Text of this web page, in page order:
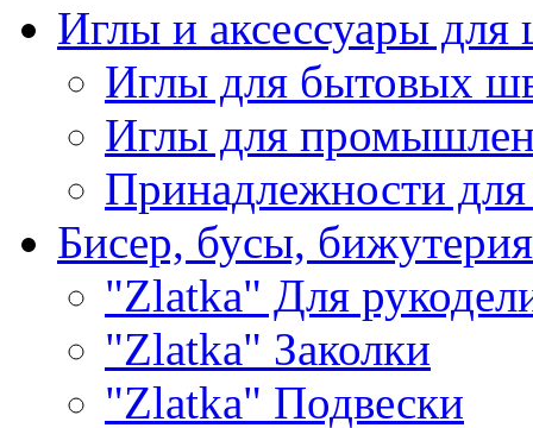
Иглы и аксессуары
Иглы для бытовых
Иглы для
Принадлежности
Бисер, бусы, бижутерия
"Zlatka" Для
"Zlatka" Заколки
"Zlatka" Подвески